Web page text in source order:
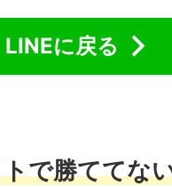
LINEに戻る
で勝ててな